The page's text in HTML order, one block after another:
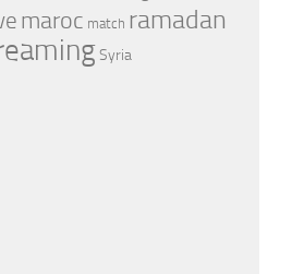
maroc match ramadan
Syria